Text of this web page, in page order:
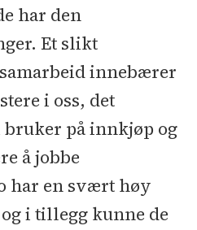
har den
Et slikt
innebærer
i oss, det
på innkjøp og
å jobbe
har en svært høy
i tillegg kunne de